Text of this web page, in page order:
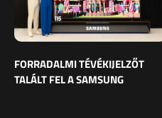
FORRADALMI TÉVÉKIJELZŐT
TALÁLT FEL A SAMSUNG